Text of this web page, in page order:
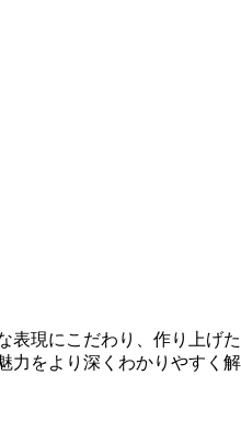
現にこだわり、作り上げ
をより深くわかりやすく